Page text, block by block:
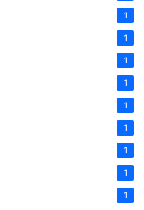
1
1
1
1
1
1
1
1
1